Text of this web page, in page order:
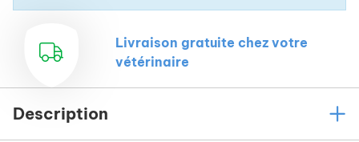
Livraison gratuite chez votre
vétérinaire
Description